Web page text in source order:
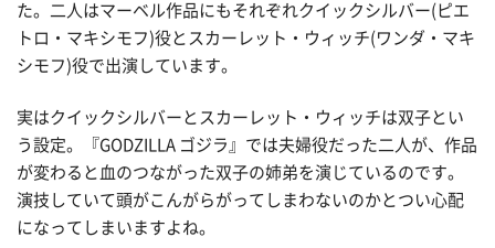
た。二人はマーベル作品にもそれぞれクイックシルバー(ピエ
トロ・マキシモフ)役とスカーレット・ウィッチ(ワンダ・マキ
シモフ)役で出演しています。
実はクイックシルバーとスカーレット・ウィッチは双子とい
う設定。『GODZILLA ゴジラ』では夫婦役だった二人が、作品
が変わると血のつながった双子の姉弟を演じているのです。
演技していて頭がこんがらがってしまわないのかとつい心配
になってしまいますよね。